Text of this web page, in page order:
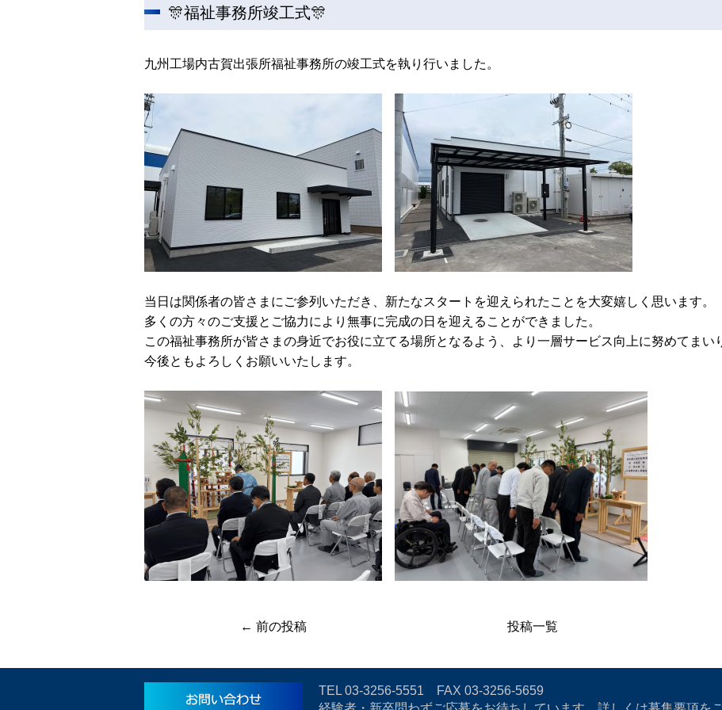
🎊福祉事務所竣工式🎊
九州工場内古賀出張所福祉事務所の竣工式を執り行いました。
当日は関係者の皆さまにご参列いただき、新たなスタートを迎えられたことを大変嬉しく思います。
多くの方々のご支援とご協力により無事に完成の日を迎えることができました。
この福祉事務所が皆さまの身近でお役に立てる場所となるよう、より一層サービス向上に努めてまい
今後ともよろしくお願いいたします。
← 前の投稿 投稿一覧
TEL 03-3256-5551
FAX 03-3256-5659